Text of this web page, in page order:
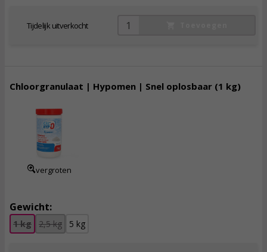
Tijdelijk uitverkocht
Chloorgranulaat | Hypomen | Snel oplosbaar (1 kg)
vergroten
Gewicht:
1 kg 2,5 kg 5 kg